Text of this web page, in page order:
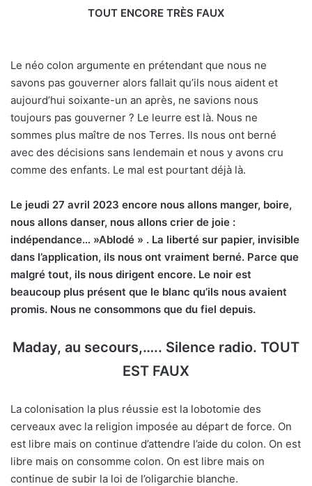
TOUT ENCORE TRÈS FAUX
Le néo colon argumente en prétendant que nous ne
savons pas gouverner alors fallait qu’ils nous aident et
aujourd’hui soixante-un an après, ne savions nous
toujours pas gouverner ? Le leurre est là. Nous ne
sommes plus maître de nos Terres. Ils nous ont berné
avec des décisions sans lendemain et nous y avons cru
comme des enfants. Le mal est pourtant déjà là.
Le jeudi 27 avril 2023 encore nous allons manger, boire,
nous allons danser, nous allons crier de joie :
indépendance… »Ablodé » . La liberté sur papier, invisible
dans l’application, ils nous ont vraiment berné. Parce que
malgré tout, ils nous dirigent encore. Le noir est
beaucoup plus présent que le blanc qu’ils nous avaient
promis. Nous ne consommons que du fiel depuis.
Maday, au secours,….. Silence radio. TOUT
EST FAUX
La colonisation la plus réussie est la lobotomie des
cerveaux avec la religion imposée au départ de force. On
est libre mais on continue d’attendre l’aide du colon. On est
libre mais on consomme colon. On est libre mais on
continue de subir la loi de l’oligarchie blanche.